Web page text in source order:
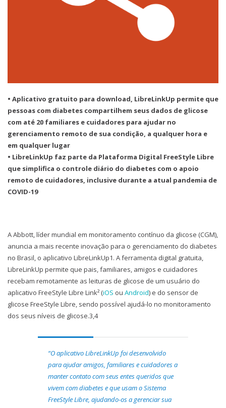
• Aplicativo gratuito para download, LibreLinkUp permite que
pessoas com diabetes compartilhem seus dados de glicose
com até 20 familiares e cuidadores para ajudar no
gerenciamento remoto de sua condição, a qualquer hora e
em qualquer lugar
• LibreLinkUp faz parte da Plataforma Digital FreeStyle Libre
que simplifica o controle diário do diabetes com o apoio
remoto de cuidadores, inclusive durante a atual pandemia de
COVID-19
A Abbott, líder mundial em monitoramento contínuo da glicose (CGM),
anuncia a mais recente inovação para o gerenciamento do diabetes
no Brasil, o aplicativo LibreLinkUp1. A ferramenta digital gratuita,
LibreLinkUp permite que pais, familiares, amigos e cuidadores
recebam remotamente as leituras de glicose de um usuário do
aplicativo FreeStyle Libre Link² (iOS ou Android) e do sensor de
glicose FreeStyle Libre, sendo possível ajudá-lo no monitoramento
dos seus níveis de glicose.3,4
“O aplicativo LibreLinkUp foi desenvolvido
para ajudar amigos, familiares e cuidadores a
manter contato com seus entes queridos que
vivem com diabetes e que usam o Sistema
FreeStyle Libre, ajudando-os a gerenciar sua